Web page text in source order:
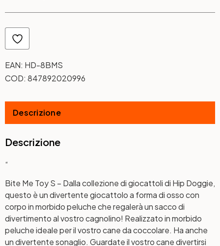
EAN: HD-8BMS
COD: 847892020996
Descrizione
Descrizione
“
Bite Me Toy S – Dalla collezione di giocattoli di Hip Doggie,
questo è un divertente giocattolo a forma di osso con
corpo in morbido peluche che regalerà un sacco di
divertimento al vostro cagnolino! Realizzato in morbido
peluche ideale per il vostro cane da coccolare. Ha anche
un divertente sonaglio. Guardate il vostro cane divertirsi